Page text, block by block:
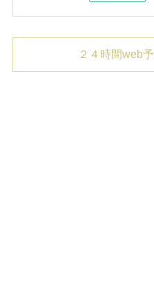
２４時間web